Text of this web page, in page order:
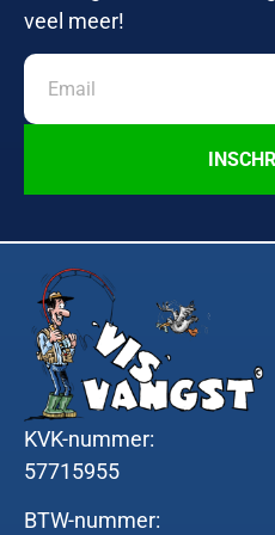
veel meer!
KVK-nummer:
57715955
BTW-nummer: